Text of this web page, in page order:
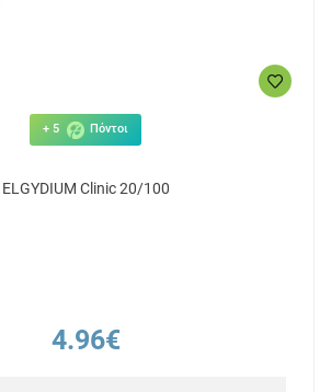
+ 5 Πόντοι
ELGYDIUM Clinic 20/100
4.96€